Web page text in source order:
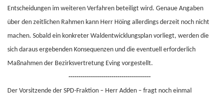
Entscheidungen im weiteren Verfahren beteiligt wird. Genaue Angaben
über den zeitlichen Rahmen kann Herr Höing allerdings derzeit noch nicht
machen. Sobald ein konkreter Waldentwicklungsplan vorliegt, werden die
sich daraus ergebenden Konsequenzen und die eventuell erforderlich
Maßnahmen der Bezirksvertretung Eving vorgestellt.
------------------------------------------
Der Vorsitzende der SPD-Fraktion – Herr Adden – fragt noch einmal